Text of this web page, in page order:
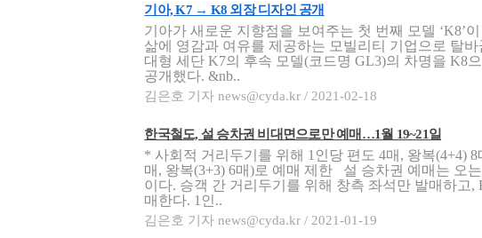
기아, K7 → K8 외장 디자인 공개
기아가 새로운 지향점을 보여주는 첫 번째 모델 ‘K8’
삶에 영감과 여유를 제공하는 모빌리티 기업으로 탈
대형 세단 K7의 후속 모델(코드명 GL3)의 차명을 K8
공개했다. &nb..
김은호 기자 news@cyda.kr / 2021-02-18
한국철도, 설 승차권 비대면으로만 예매…1월 19~21일
* 사회적 거리두기를 위해 1인당 편도 4매, 왕복(4+4)
매, 왕복(3+3) 6매)로 예매 제한 설 승차권 예매는 오
이다. 승객 간 거리두기를 위해 창측 좌석만 발매하고
매한다. 1인..
김은호 기자 news@cyda.kr / 2021-01-19